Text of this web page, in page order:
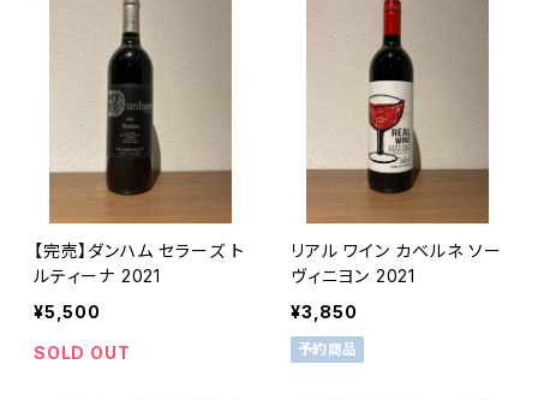
【完売】ダンハム セラーズ ト
ルティーナ 2021
¥5,500
SOLD OUT
リアル ワイン カベルネ ソー
ヴィニヨン 2021
¥3,850
予約商品